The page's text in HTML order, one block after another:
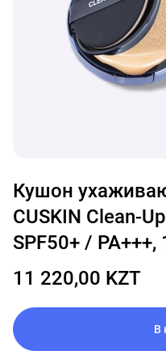
Кушон ухаживающий для лица #19
CUSKIN Clean-
SPF50+ / PA+++,
11 220,00 KZT